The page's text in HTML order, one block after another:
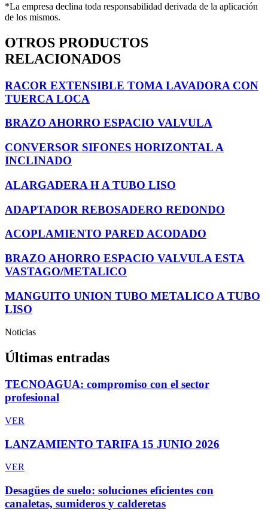
*La empresa declina toda responsabilidad derivada de la aplicación
de los mismos.
OTROS PRODUCTOS
RELACIONADOS
RACOR EXTENSIBLE TOMA LAVADORA CON
TUERCA LOCA
BRAZO AHORRO ESPACIO VALVULA
CONVERSOR SIFONES HORIZONTAL A
INCLINADO
ALARGADERA H A TUBO LISO
ADAPTADOR REBOSADERO REDONDO
ACOPLAMIENTO PARED ACODADO
BRAZO AHORRO ESPACIO VALVULA ESTA
VASTAGO/METALICO
MANGUITO UNION TUBO METALICO A TUBO
LISO
Noticias
Últimas entradas
TECNOAGUA: compromiso con el sector
profesional
VER
LANZAMIENTO TARIFA 15 JUNIO 2026
VER
Desagües de suelo: soluciones eficientes con
canaletas, sumideros y calderetas